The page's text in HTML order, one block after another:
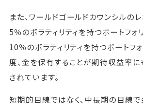
また、ワールドゴールドカウンシルのレ
5％のボラティリティを持つポートフォ
10％のボラティリティを持つポートフ
度、金を保有することが期待収益率
されています。
短期的目線ではなく、中長期の目線